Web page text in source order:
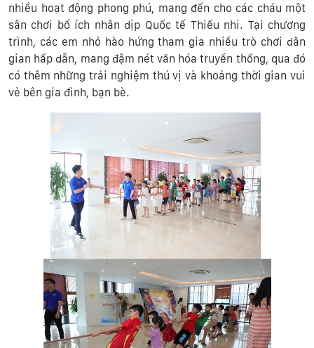
nhiều hoạt động phong phú, mang đến cho các cháu một
sân chơi bổ ích nhân dịp Quốc tế Thiếu nhi. Tại chương
trình, các em nhỏ hào hứng tham gia nhiều trò chơi dân
gian hấp dẫn, mang đậm nét văn hóa truyền thống, qua đó
có thêm những trải nghiệm thú vị và khoảng thời gian vui
vẻ bên gia đình, bạn bè.